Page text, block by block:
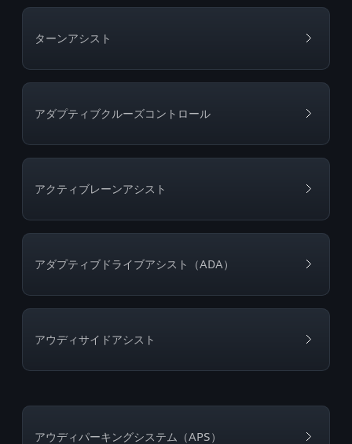
ターンアシスト
アダプティブクルーズコントロール
アクティブレーンアシスト
アダプティブドライブアシスト（ADA）
アウディサイドアシスト
アウディパーキングシステム（APS）